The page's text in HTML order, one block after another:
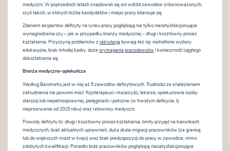
medyczni. W poprzednich latach znajdowali się oni wśród zawodów zrównoważonych,
czyli takich, w których liczba kandydatów i miejsc pracy bilansuje się.
Zdaniem ekspertów deficyty na rynku pracy pogłębiają nie tylko niesatysfakcjonujące
wynagrodzenia czy – jak w przypadku branży medycznej – długi i kosztowny proces
kształcenia. Przyczyną problemów z rekrutacjąbywają też np. nietrafione wybory
edukacyjne, brak młodej kadry, dużewymagania pracodawcówi konieczność ciągłego
dokształcania się.
Branża medyczno-opiekuńcza
Według Barometru jest w niej aż 5 zawodów deficytowych. Trudności ze znalezieniem
zatrudnienia nie powinni mieć: fizjoterapeuci i masażyści, lekarze, opiekunowie osoby
starszej lub niepełnosprawnej, pielęgniarki i położne (w trwałym deficycie, tj.
nieprzerwanie od 2015 roku) oraz ratownicy medyczni.
Powody deficytu to: długi i kosztowny proces kształcenia, limity przyjęć na kierunkach
medycznych, brak aktualnych uprawnień, duża skala migracji pracowników (za granicę
lub do większych miast w kraju) oraz brak predyspozycji do pracy w zawodzie, mimo
zdobytych kwalifikacji. Ponadto brak pracowników pogłębiają niesatysfakcjonujące